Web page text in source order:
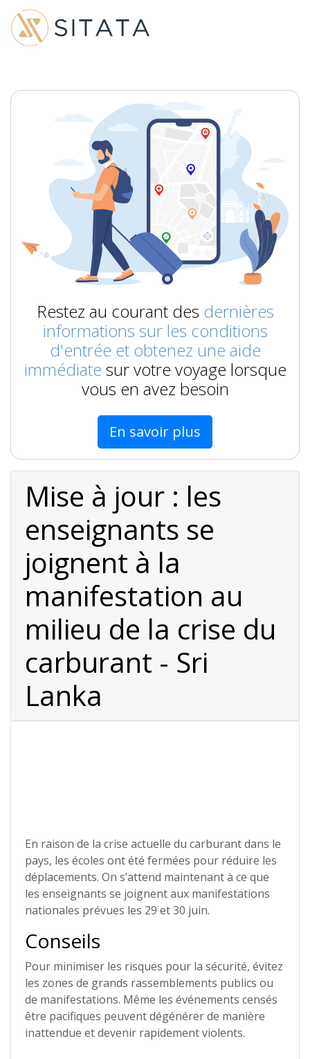
Restez au courant des dernières
informations sur les conditions
d'entrée et obtenez une aide
immédiate sur votre voyage lorsque
vous en avez besoin
En savoir plus
Mise à jour : les
enseignants se
joignent à la
manifestation au
milieu de la crise du
carburant - Sri
Lanka
En raison de la crise actuelle du carburant dans le
pays, les écoles ont été fermées pour réduire les
déplacements. On s’attend maintenant à ce que
les enseignants se joignent aux manifestations
nationales prévues les 29 et 30 juin.
Conseils
Pour minimiser les risques pour la sécurité, évitez
les zones de grands rassemblements publics ou
de manifestations. Même les événements censés
être pacifiques peuvent dégénérer de manière
inattendue et devenir rapidement violents.